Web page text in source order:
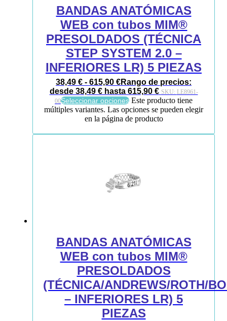
BANDAS ANATÓMICAS
WEB con tubos MIM®
PRESOLDADOS (TÉCNICA
STEP SYSTEM 2.0 –
INFERIORES LR) 5 PIEZAS
38,49 € - 615,90 €Rango de precios:
desde 38,49 € hasta 615,90 € SKU: LE8961-
00Seleccionar opciones Este producto tiene
múltiples variantes. Las opciones se pueden elegir
en la página de producto
BANDAS ANATÓMICAS
WEB con tubos MIM®
PRESOLDADOS
(TÉCNICA/ANDREWS/ROTH/
– INFERIORES LR) 5
PIEZAS